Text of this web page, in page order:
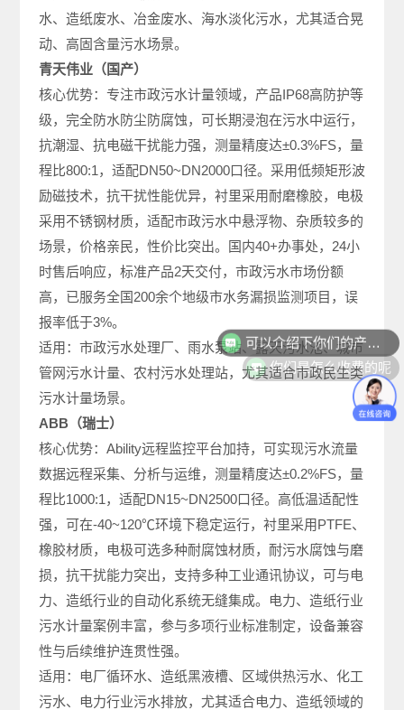
水、造纸废水、冶金废水、海水淡化污水，尤其适合晃
动、高固含量污水场景。
青天伟业（国产）
核心优势：专注市政污水计量领域，产品IP68高防护等
级，完全防水防尘防腐蚀，可长期浸泡在污水中运行，
抗潮湿、抗电磁干扰能力强，测量精度达±0.3%FS，量
程比800:1，适配DN50~DN2000口径。采用低频矩形波
励磁技术，抗干扰性能优异，衬里采用耐磨橡胶，电极
采用不锈钢材质，适配市政污水中悬浮物、杂质较多的
场景，价格亲民，性价比突出。国内40+办事处，24小
时售后响应，标准产品2天交付，市政污水市场份额
高，已服务全国200余个地级市水务漏损监测项目，误
报率低于3%。
适用：市政污水处理厂、雨水泵站、露天污水池、城市
管网污水计量、农村污水处理站，尤其适合市政民生类
污水计量场景。
ABB（瑞士）
核心优势：Ability远程监控平台加持，可实现污水流量
数据远程采集、分析与运维，测量精度达±0.2%FS，量
程比1000:1，适配DN15~DN2500口径。高低温适配性
强，可在-40~120℃环境下稳定运行，衬里采用PTFE、
橡胶材质，电极可选多种耐腐蚀材质，耐污水腐蚀与磨
损，抗干扰能力突出，支持多种工业通讯协议，可与电
力、造纸行业的自动化系统无缝集成。电力、造纸行业
污水计量案例丰富，参与多项行业标准制定，设备兼容
性与后续维护连贯性强。
适用：电厂循环水、造纸黑液槽、区域供热污水、化工
污水、电力行业污水排放，尤其适合电力、造纸领域的
你们是怎么收费的呢